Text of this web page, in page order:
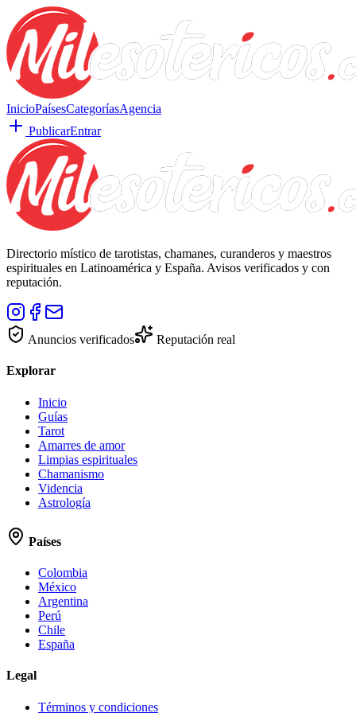
InicioPaísesCategoríasAgencia
PublicarEntrar
Directorio místico de tarotistas, chamanes, curanderos y maestros
espirituales en Latinoamérica y España. Avisos verificados y con
reputación.
Anuncios verificados Reputación real
Explorar
Inicio
Guías
Tarot
Amarres de amor
Limpias espirituales
Chamanismo
Videncia
Astrología
Países
Colombia
México
Argentina
Perú
Chile
España
Legal
Términos y condiciones